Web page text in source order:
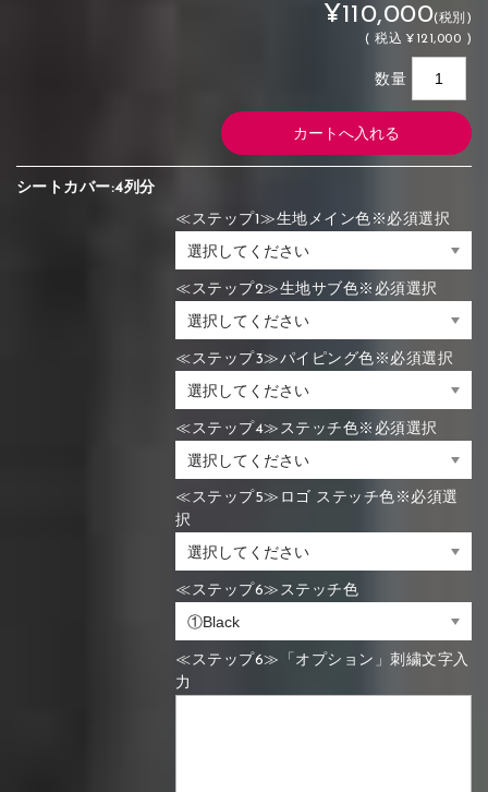
¥110,000(税別)
(税込 ¥121,000 )
数量
シートカバー:4列分
≪ステップ1≫生地メイン色※必須選択
≪ステップ2≫生地サブ色※必須選択
≪ステップ3≫パイピング色※必須選択
≪ステップ4≫ステッチ色※必須選択
≪ステップ5≫ロゴ ステッチ色※必須選
択
≪ステップ6≫ステッチ色
≪ステップ6≫「オプション」刺繍文字入
力